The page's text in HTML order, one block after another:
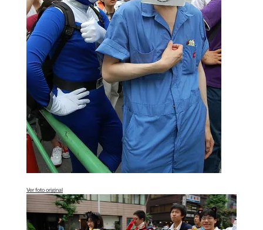
Ver foto original